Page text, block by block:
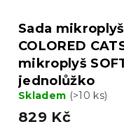
Sada
COLORED
mikroplyš
jednolůžko
Skladem (>10 ks)
829 Kč